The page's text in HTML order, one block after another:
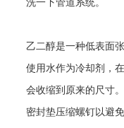
洗一下管道系统。
乙二醇是一种低表面
使用水作为冷却剂，
会收缩到原来的尺寸
密封垫压缩螺钉以避免